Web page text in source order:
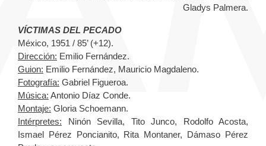
Gladys Palmera.
VÍCTIMAS DEL PECADO
México, 1951 / 85’ (+12).
Dirección: Emilio Fernández.
Guion: Emilio Fernández, Mauricio Magdaleno.
Fotografía: Gabriel Figueroa.
Música: Antonio Díaz Conde.
Montaje: Gloria Schoemann.
Intérpretes: Ninón Sevilla, Tito Junco, Rodolfo Acosta,
Ismael Pérez Poncianito, Rita Montaner, Dámaso Pérez